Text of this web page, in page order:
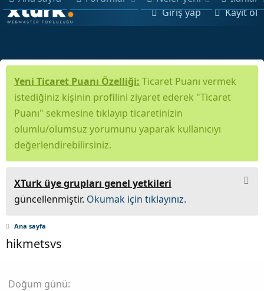
Giriş yap Kayıt ol
Yeni Ticaret Puanı Özelliği: Ticaret Puanı vermek
istediğiniz kişinin profilini ziyaret ederek "Ticaret
Puanı" sekmesine tıklayıp ticaretinizin
olumlu/olumsuz yorumunu yaparak kullanıcıyı
değerlendirebilirsiniz.
XTurk üye grupları genel yetkileri
güncellenmiştir. Okumak için tıklayınız.
Ana sayfa
hikmetsvs
Doğum günü